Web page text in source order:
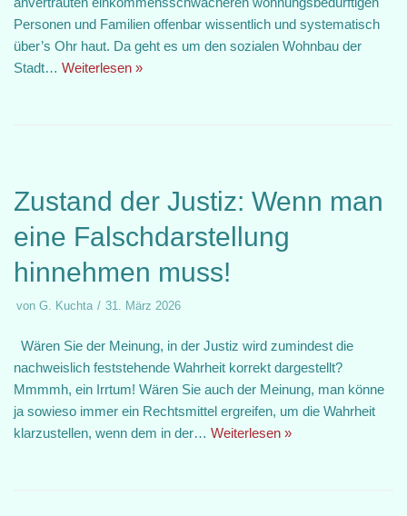
Personen und Familien offenbar wissentlich und systematisch
über’s Ohr haut. Da geht es um den sozialen Wohnbau der
Stadt… Weiterlesen »
Zustand der Justiz: Wenn man
eine Falschdarstellung
hinnehmen muss!
von G. Kuchta 31. März 2026
Wären Sie der Meinung, in der Justiz wird zumindest die
nachweislich feststehende Wahrheit korrekt dargestellt?
Mmmmh, ein Irrtum! Wären Sie auch der Meinung, man könne
ja sowieso immer ein Rechtsmittel ergreifen, um die Wahrheit
klarzustellen, wenn dem in der… Weiterlesen »